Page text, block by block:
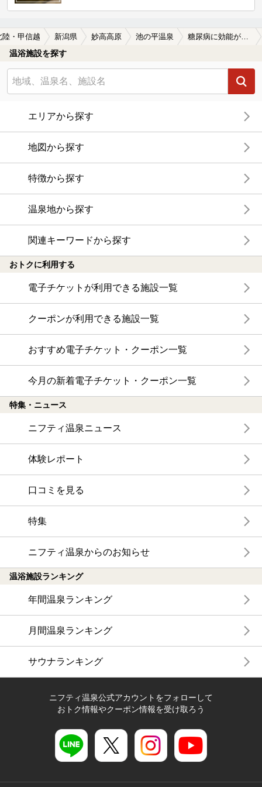
陸・甲信越 新潟県 妙高高原 池の平温泉
温浴施設を探す
エリアから探す
地図から探す
特徴から探す
温泉地から探す
関連キーワードから探す
おトクに利用する
電子チケットが利用できる施設一覧
クーポンが利用できる施設一覧
おすすめ電子チケット・クーポン一覧
今月の新着電子チケット・クーポン一覧
特集・ニュース
ニフティ温泉ニュース
体験レポート
口コミを見る
特集
ニフティ温泉からのお知らせ
温浴施設ランキング
年間温泉ランキング
月間温泉ランキング
サウナランキング
ニフティ温泉公式アカウントをフォローして
おトク情報やクーポン情報を受け取ろう